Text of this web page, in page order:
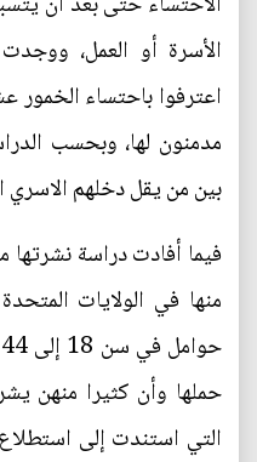
الأسرة أو العمل،
اعترفوا باحتساء الخمور
مدمنون لها، وبحسب
بين من يقل دخلهم الاسري السنوي
فيما أفادت دراسة نشرتها
منها في الولايات
حملها وأن كثيرا منهن
التي استندت إلى